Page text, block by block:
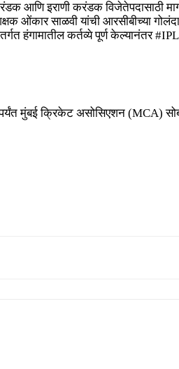
आणि इराणी करंडक विजेतेपदासाठी
ओंकार साळवी यांची आरसीबीच्या
हंगामातील कर्तव्ये पूर्ण केल्यानंतर
मुंबई क्रिकेट असोसिएशन (MCA)